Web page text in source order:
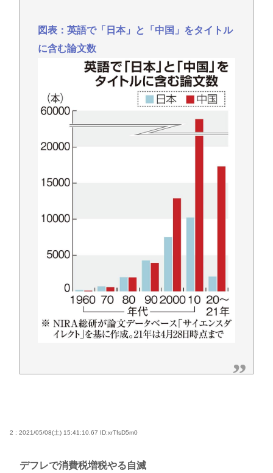
図表：英語で「日本」と「中国」をタイトル
に含む論文数
2 : 2021/05/08(土) 15:41:10.67 ID:xrTfsD5m0
デフレで消費税増税やる自滅